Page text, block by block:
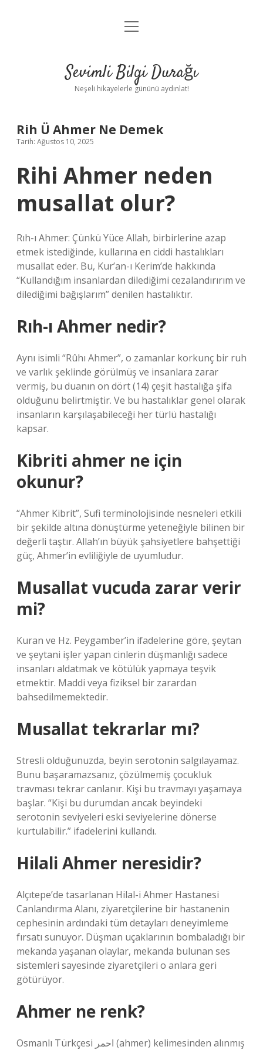
Anasayfa
Yasal Uyarı
menüyü
Sevimli Bilgi Durağı
Neşeli hikayelerle gününü aydınlat!
Rih Ü Ahmer Ne Demek
Tarih: Ağustos 10, 2025
Rihi Ahmer neden
musallat olur?
Rıh-ı Ahmer: Çünkü Yüce Allah, birbirlerine azap
etmek istediğinde, kullarına en ciddi hastalıkları
musallat eder. Bu, Kur’an-ı Kerim’de hakkında
“Kullandığım insanlardan dilediğimi cezalandırırım ve
dilediğimi bağışlarım” denilen hastalıktır.
Rıh-ı Ahmer nedir?
Aynı isimli “Rûhı Ahmer”, o zamanlar korkunç bir ruh
ve varlık şeklinde görülmüş ve insanlara zarar
vermiş, bu duanın on dört (14) çeşit hastalığa şifa
olduğunu belirtmiştir. Ve bu hastalıklar genel olarak
insanların karşılaşabileceği her türlü hastalığı
kapsar.
Kibriti ahmer ne için
okunur?
“Ahmer Kibrit”, Sufi terminolojisinde nesneleri etkili
bir şekilde altına dönüştürme yeteneğiyle bilinen bir
değerli taştır. Allah’ın büyük şahsiyetlere bahşettiği
güç, Ahmer’in evliliğiyle de uyumludur.
Musallat vucuda zarar verir
mi?
Kuran ve Hz. Peygamber’in ifadelerine göre, şeytan
ve şeytani işler yapan cinlerin düşmanlığı sadece
insanları aldatmak ve kötülük yapmaya teşvik
etmektir. Maddi veya fiziksel bir zarardan
bahsedilmemektedir.
Musallat tekrarlar mı?
Stresli olduğunuzda, beyin serotonin salgılayamaz.
Bunu başaramazsanız, çözülmemiş çocukluk
travması tekrar canlanır. Kişi bu travmayı yaşamaya
başlar. “Kişi bu durumdan ancak beyindeki
serotonin seviyeleri eski seviyelerine dönerse
kurtulabilir.” ifadelerini kullandı.
Hilali Ahmer neresidir?
Alçıtepe’de tasarlanan Hilal-i Ahmer Hastanesi
Canlandırma Alanı, ziyaretçilerine bir hastanenin
cephesinin ardındaki tüm detayları deneyimleme
fırsatı sunuyor. Düşman uçaklarının bombaladığı bir
mekanda yaşanan olaylar, mekanda bulunan ses
sistemleri sayesinde ziyaretçileri o anlara geri
götürüyor.
Ahmer ne renk?
Osmanlı Türkçesi احمر (ahmer) kelimesinden alınmış